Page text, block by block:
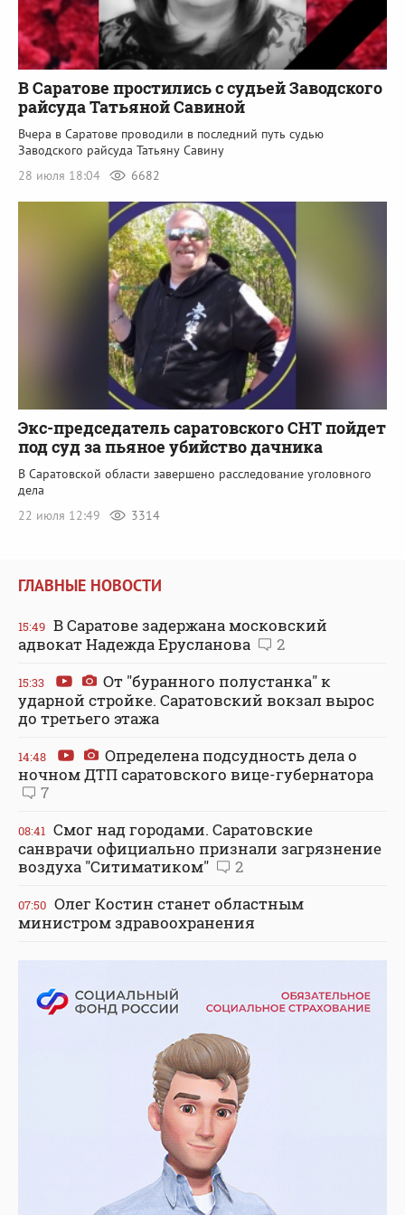
В Саратове простились с судьей Заводского
райсуда Татьяной Савиной
Вчера в Саратове проводили в последний путь судью
Заводского райсуда Татьяну Савину
28 июля 18:04
6682
Экс-председатель саратовского СНТ пойдет
под суд за пьяное убийство дачника
В Саратовской области завершено расследование уголовного
дела
22 июля 12:49
3314
ГЛАВНЫЕ НОВОСТИ
15:49 В Саратове задержана московский
адвокат Надежда Ерусланова
2
15:33
От "буранного полустанка" к
ударной стройке. Саратовский вокзал вырос
до третьего этажа
14:48
Определена подсудность дела о
ночном ДТП саратовского вице-губернатора
7
08:41 Смог над городами. Саратовские
санврачи официально признали загрязнение
воздуха "Ситиматиком"
2
07:50 Олег Костин станет областным
министром здравоохранения